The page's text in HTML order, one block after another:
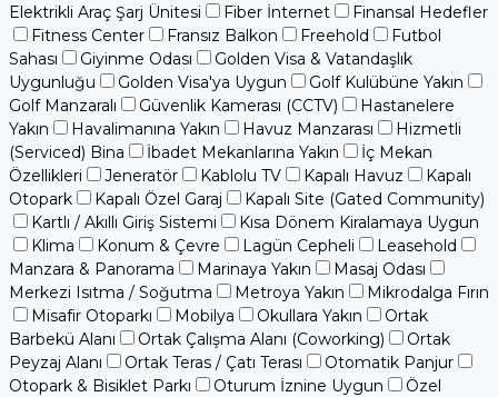
Elektrikli Araç Şarj Ünitesi
Fiber İnternet
Finansal Hedefler
Fitness Center
Fransız Balkon Freehold
Futbol
Sahası
Giyinme Odası
Golden Visa & Vatandaşlık
Uygunluğu
Golden Visa'ya Uygun
Golf Kulübüne Yakın
Golf Manzaralı
Güvenlik Kamerası (CCTV)
Hastanelere
Yakın
Havalimanına Yakın Havuz Manzarası
Hizmetli
(Serviced) Bina
İbadet Mekanlarına Yakın
İç Mekan
Özellikleri
Jeneratör Kablolu TV Kapalı Havuz
Kapalı
Otopark
Kapalı Özel Garaj
Kapalı Site (Gated Community)
Kartlı / Akıllı Giriş Sistemi
Kısa Dönem Kiralamaya Uygun
Klima
Konum & Çevre Lagün Cepheli
Leasehold
Manzara & Panorama
Marinaya Yakın
Masaj Odası
Merkezi Isıtma / Soğutma
Metroya Yakın
Mikrodalga Fırın
Misafir Otoparkı
Mobilya Okullara Yakın
Ortak
Barbekü Alanı
Ortak Çalışma Alanı (Coworking)
Ortak
Peyzaj Alanı
Ortak Teras / Çatı Terası
Otomatik Panjur
Otopark & Bisiklet Parkı
Oturum İznine Uygun
Özel